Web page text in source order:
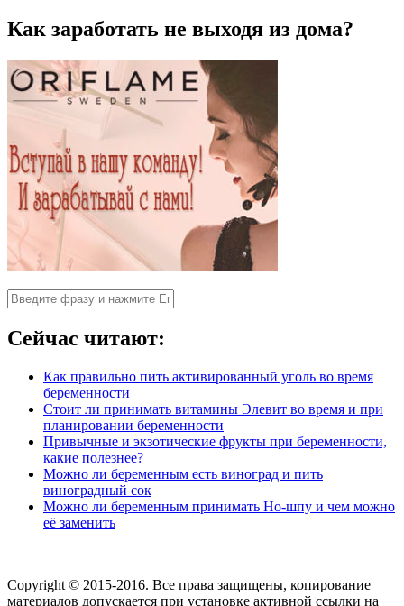
Как заработать не выходя из дома?
Сейчас читают:
Как правильно пить активированный уголь во время
беременности
Стоит ли принимать витамины Элевит во время и при
планировании беременности
Привычные и экзотические фрукты при беременности,
какие полезнее?
Можно ли беременным есть виноград и пить
виноградный сок
Можно ли беременным принимать Но-шпу и чем можно
её заменить
Copyright © 2015-2016. Все права защищены, копирование
материалов допускается при установке активной ссылки на